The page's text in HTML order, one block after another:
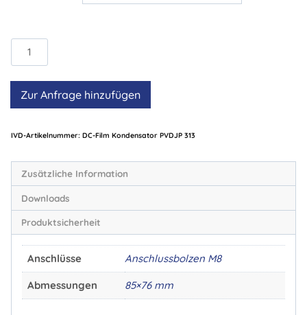
Film
Kondensator
PVDJP
313
Zur Anfrage hinzufügen
Artikelnummer: DC-Film Kondensator PVDJP 313
Zusätzliche Information
Downloads
Produktsicherheit
Anschlüsse Anschlussbolzen M8
Abmessungen 85×76 mm